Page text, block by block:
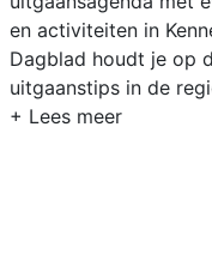
en activiteiten in
Dagblad houdt je op
uitgaanstips in de